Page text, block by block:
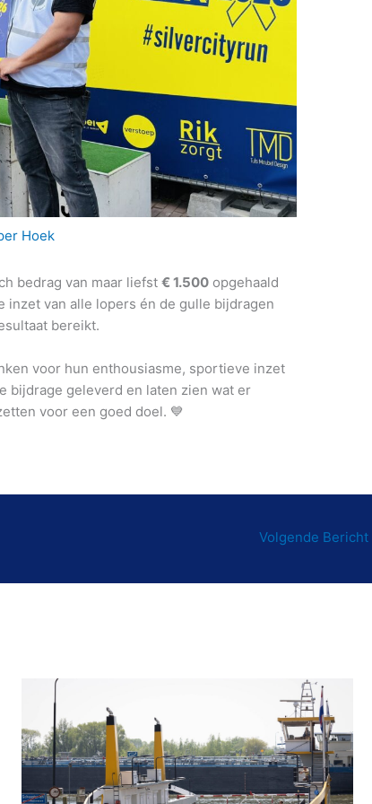
Hoek
bedrag van maar liefst€ 1.500 opgehaald
inzet van alle lopers én de gulle bijdragen
bereikt.
voor hun enthousiasme, sportieve inzet
bijdrage geleverd en laten zien wat er
voor een goed doel. 💙
Volgende Bericht